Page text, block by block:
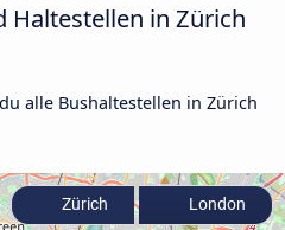
Haltestellen in Zürich
alle Bushaltestellen in Zürich
Zürich London